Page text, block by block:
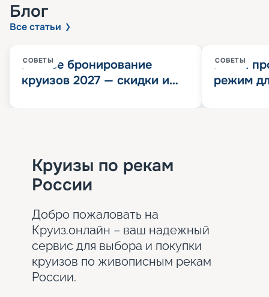
Блог
Все статьи
СОВЕТЫ
Раннее бронирование
круизов 2027 — скидки и
СОВЕТЫ
Китай
режим
Круизы по рекам
России
Добро пожаловать на
Круиз.онлайн – ваш надежный
сервис для выбора и покупки
круизов по живописным рекам
России.